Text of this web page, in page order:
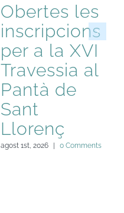
Obertes les
inscripcions
per a la XVI
Travessia al
Pantà de
Sant
Llorenç
agost 1st, 2026 | 0 Comments